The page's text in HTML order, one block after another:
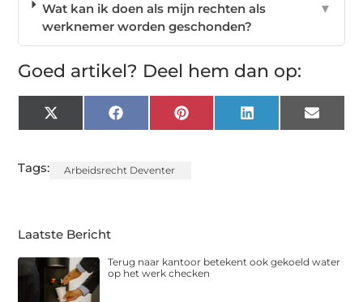
Wat kan ik doen als mijn rechten als
werknemer worden geschonden?
▼
Goed artikel? Deel hem dan op:
X
(Twitter)
FacebookPinterest LinkedIn Email
Tags: Arbeidsrecht Deventer
Laatste Bericht
Terug naar kantoor betekent ook gekoeld water
op het werk checken